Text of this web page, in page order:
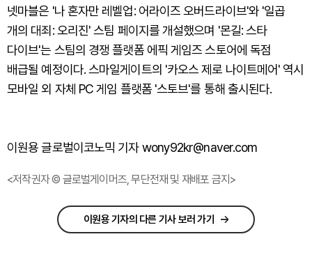
넷마블은 '나 혼자만 레벨업: 어라이즈 오버드라이브'와 '일곱
개의 대죄: 오리진' 스팀 페이지를 개설했으며 '몬길: 스타
다이브'는 스팀의 경쟁 플랫폼 에픽 게임즈 스토어에 독점
배급될 예정이다. 스마일게이트의 '카오스 제로 나이트메어' 역시
모바일 외 자체 PC 게임 플랫폼 '스토브'를 통해 출시된다.
이원용 글로벌이코노믹 기자 wony92kr@naver.com
<저작권자 © 글로벌게이머즈, 무단전재 및 재배포 금지>
이원용 기자의 다른 기사 보러 가기